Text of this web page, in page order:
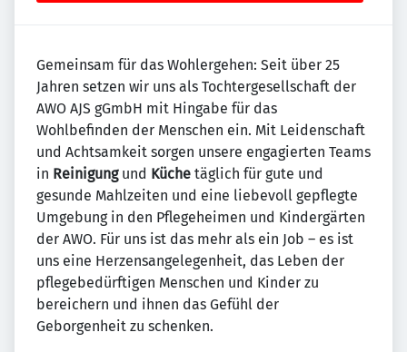
Gemeinsam für das Wohlergehen: Seit über 25
Jahren setzen wir uns als Tochtergesellschaft der
AWO AJS gGmbH mit Hingabe für das
Wohlbefinden der Menschen ein. Mit Leidenschaft
und Achtsamkeit sorgen unsere engagierten Teams
in Reinigungund Küche täglich für gute und
gesunde Mahlzeiten und eine liebevoll gepflegte
Umgebung in den Pflegeheimen und Kindergärten
der AWO. Für uns ist das mehr als ein Job – es ist
uns eine Herzensangelegenheit, das Leben der
pflegebedürftigen Menschen und Kinder zu
bereichern und ihnen das Gefühl der
Geborgenheit zu schenken.